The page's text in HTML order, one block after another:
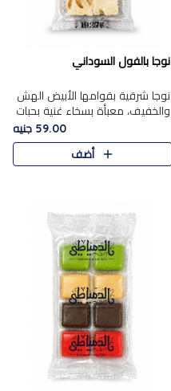
نوجا بالفول السوداني
نوجا شرقية بقوامها الأبيض الهش
والخفيف، معبأة بسخاء غنية بحبات
الفول السوداني المحمص التي
يقدم تضيف قرمشة مميزة مرضية
وتوازنًا رائعًا مع حلا..
59.00 جنيه
أضف